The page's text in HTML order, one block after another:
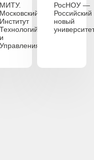
МИТУ.
Московский
Институт
Технологий
и
Управления
РосНОУ —
Российский
новый